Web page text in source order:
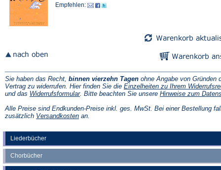
Liederbücher
Chorbücher
Empfehlen:
Sie haben das Recht, binnen vierzehn Tagen ohne Angabe von Gründen
Vertrag zu widerrufen. Hier finden Sie die Einzelheiten zu Ihrem
und das Widerrufsformular(Öffnet
einem
neuen
. Bitte beachten Sie unsere Hinweise zum
Alle Preise sind Endkunden-Preise inkl. ges. MwSt. Bei einer Bestellung
zusätzlich Versandkosten(Öffnet
an.